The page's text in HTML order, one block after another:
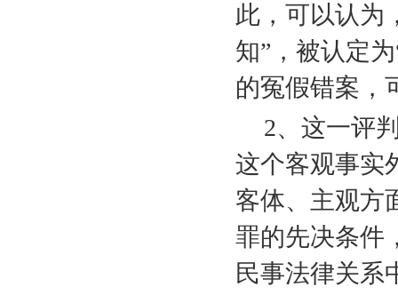
此，可以认为
知”，被认定
的冤假错案，
2、这一评
这个客观事实
客体、主观方
罪的先决条件
民事法律关系